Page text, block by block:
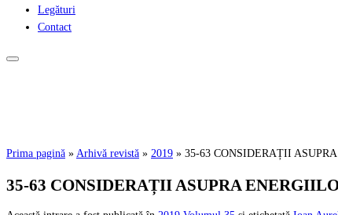
Legături
Contact
Prima pagină » Arhivă revistă » 2019 » 35-63 CONSIDERAȚII
35-63 CONSIDERAȚII ASUPRA